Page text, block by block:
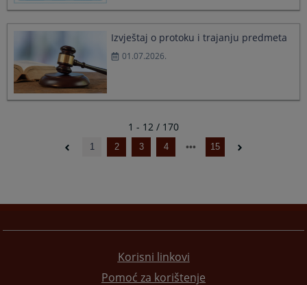
Izvještaj o protoku i trajanju predmeta
01.07.2026.
1 - 12 / 170
1 2 3 4 15
Korisni linkovi
Pomoć za korištenje